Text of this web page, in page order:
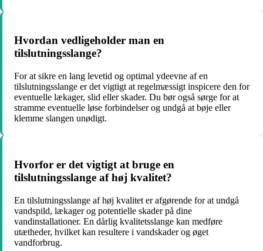
Hvordan vedligeholder man en
tilslutningsslange?
For at sikre en lang levetid og optimal ydeevne af en
tilslutningsslange er det vigtigt at regelmæssigt inspicere den for
eventuelle lækager, slid eller skader. Du bør også sørge for at
stramme eventuelle løse forbindelser og undgå at bøje eller
klemme slangen unødigt.
Hvorfor er det vigtigt at bruge en
tilslutningsslange af høj kvalitet?
En tilslutningsslange af høj kvalitet er afgørende for at undgå
vandspild, lækager og potentielle skader på dine
vandinstallationer. En dårlig kvalitetsslange kan medføre
utætheder, hvilket kan resultere i vandskader og øget
vandforbrug.